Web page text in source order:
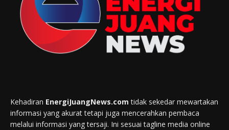
Kehadiran EnergiJuangNews.com tidak sekedar mewartakan
informasi yang akurat tetapi juga mencerahkan pembaca
melalui informasi yang tersaji. Ini sesuai tagline media online